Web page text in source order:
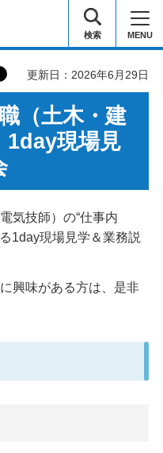
検索 MENU
更新日：2026年6月29日
（土木・建
1day現場見
気技師）の“仕事内
1day現場見学＆業務説
興味がある方は、是非